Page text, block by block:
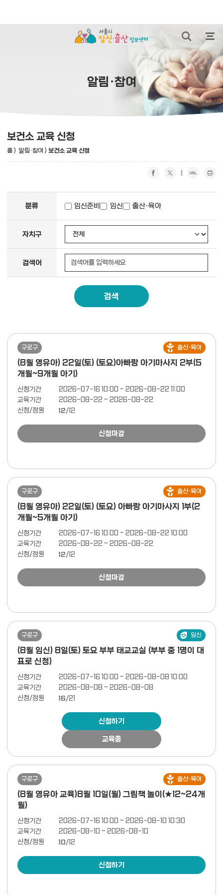
통합검색 열
전
알림·참여
보건소 교육 신청
홈 > 알림·참여 > 보건소 교육 신청
분류
임신준비 임신 출산·육아
자치구
검색어
검색
구로구 출산·육아
(8월 영유아) 22일(토) (토요)아빠랑 아기마사지 2부(5
개월~9개월 아기)
신청기간
2026-07-16 10:00 ~ 2026-08-22 11:00
교육기간
2026-08-22 ~ 2026-08-22
신청/정원
12/12
신청마감
구로구 출산·육아
(8월 영유아) 22일(토) (토요) 아빠랑 아기마사지 1부(2
개월~5개월 아기)
신청기간
2026-07-16 10:00 ~ 2026-08-22 10:00
교육기간
2026-08-22 ~ 2026-08-22
신청/정원
12/12
신청마감
구로구 임신
(8월 임신) 8일(토) 토요 부부 태교교실 (부부 중 1명이 대
표로 신청)
신청기간
2026-07-16 10:00 ~ 2026-08-08 10:00
교육기간
2026-08-08 ~ 2026-08-08
신청/정원
16/21
신청하기
교육중
구로구 출산·육아
(8월 영유아 교육)8월 10일(월) 그림책 놀이(★12~24개
월)
신청기간
2026-07-16 10:00 ~ 2026-08-10 10:30
교육기간
2026-08-10 ~ 2026-08-10
신청/정원
10/12
신청하기